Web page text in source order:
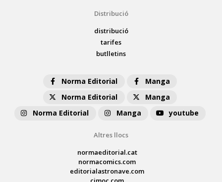
Distribució
distribució
tarifes
butlletins
Norma Editorial
Manga
Norma Editorial
Manga
Norma Editorial
Manga youtube
Altres llocs
normaeditorial.cat
normacomics.com
editorialastronave.com